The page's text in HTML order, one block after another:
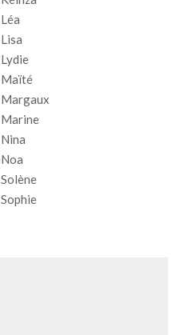
Léa
Lisa
Lydie
Maïté
Margaux
Marine
Nina
Noa
Solène
Sophie